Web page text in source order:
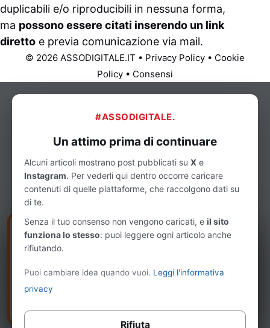
duplicabili e/o riproducibili in nessuna forma,
ma possono essere citati inserendo un link
diretto e previa comunicazione via mail.
© 2026 ASSODIGITALE.IT • Privacy Policy • Cookie
Policy • Consensi
NUOVO · GRATUITO
Le nuove regole AI Act sono obbligatorie dal
Il primo report sugli Stati Generali della AI agentica
italiana che ti svela cosa stanno facendo le aziende.
#ASSODIGITALE.
Un attimo prima di continuare
Alcuni articoli mostrano post pubblicati su X e
Instagram. Per vederli qui dentro occorre caricare
contenuti di quelle piattaforme, che raccolgono dati su
di te.
Senza il tuo consenso non vengono caricati, e il sito
funziona lo stesso: puoi leggere ogni articolo anche
rifiutando.
Puoi cambiare idea quando vuoi. Leggi l'informativa
privacy
Rifiuta